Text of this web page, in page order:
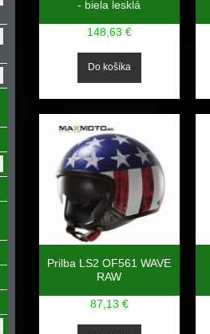
- biela lesklá
148,63 €
Prilba LS2 OF561 WAVE
RAW
87,13 €